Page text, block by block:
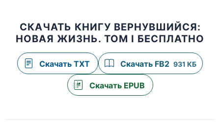
СКАЧАТЬ КНИГУ ВЕРНУВШИЙСЯ:
НОВАЯ ЖИЗНЬ. ТОМ I БЕСПЛАТНО
Скачать TXT Скачать FB2 931 КБ
Скачать EPUB